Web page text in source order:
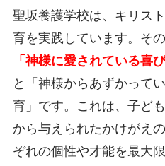
聖坂養護学校は、キリス
育を実践しています。そ
「神様に愛されている喜
と「神様からあずかって
育」です。これは、子ど
から与えられたかけがえ
ぞれの個性や才能を最大